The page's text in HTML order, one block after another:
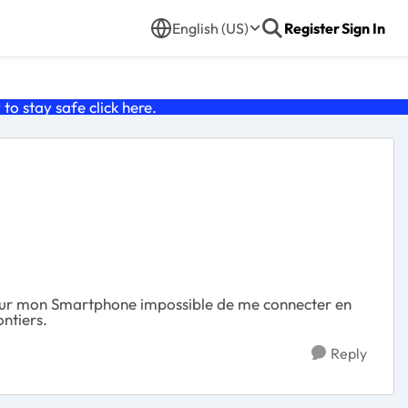
English (US) RegisterSign In
stay safe click here.
mon Smartphone impossible de me connecter en
Reply